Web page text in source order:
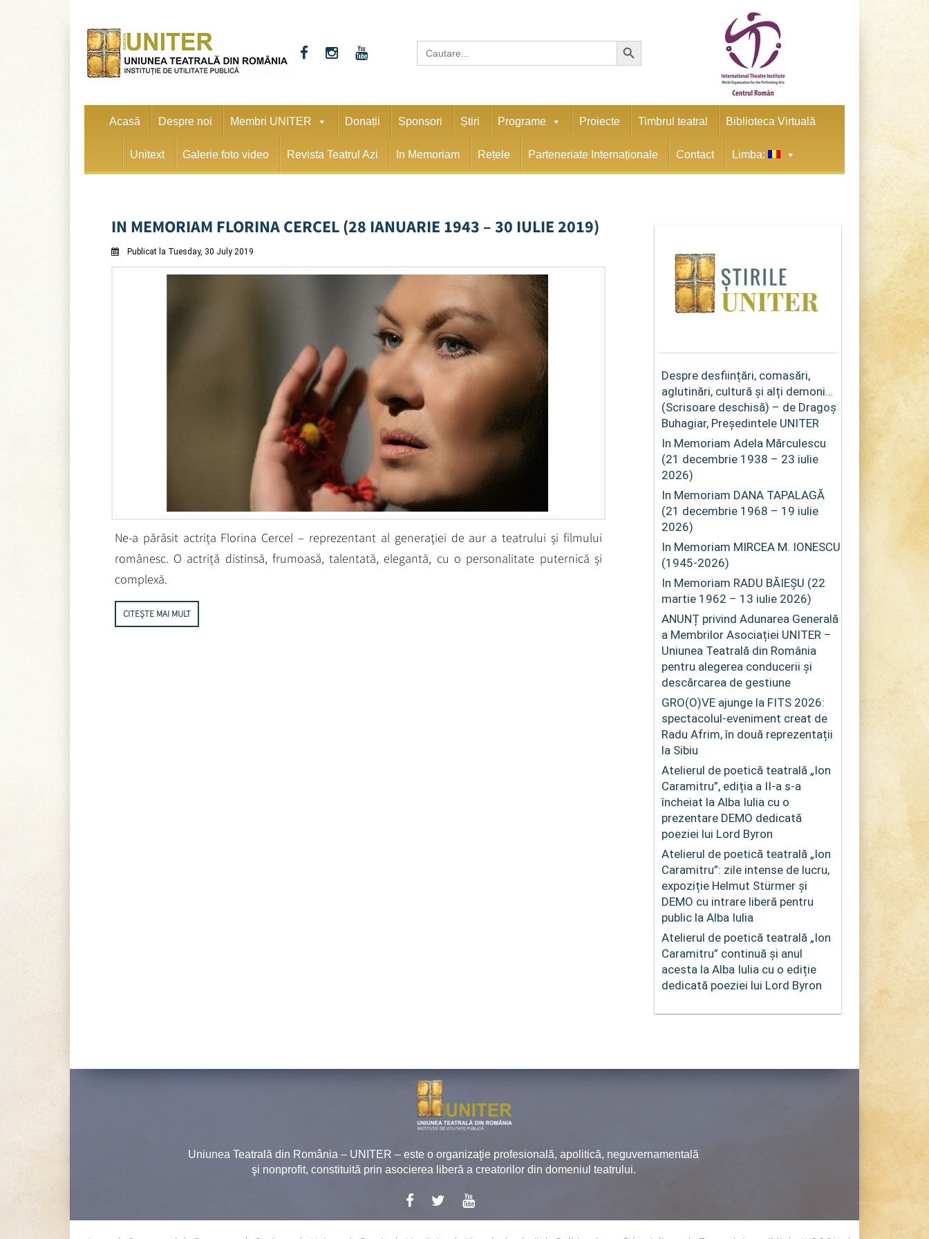
Search
for:
Search Button
Acasă Despre noi Membri UNITER Donații Sponsori Știri Programe Proiecte Timbrul teatral Biblioteca Virtuală
Unitext Galerie foto video Revista Teatrul Azi In Memoriam Rețele Parteneriate Internaționale Contact Limba:
IN MEMORIAM FLORINA CERCEL (28 IANUARIE 1943 – 30 IULIE 2019)
Publicat la Tuesday, 30 July 2019
Ne-a părăsit actrița Florina Cercel – reprezentant al generaţiei de aur a teatrului și filmului
românesc. O actriță distinsă, frumoasă, talentată, elegantă, cu o personalitate puternică și
complexă.
CITEȘTE MAI MULT
Despre desființări, comasări,
aglutinări, cultură și alți demoni…
(Scrisoare deschisă) – de Dragoș
Buhagiar, Președintele UNITER
In Memoriam Adela Mărculescu
(21 decembrie 1938 – 23 iulie
2026)
In Memoriam DANA TAPALAGĂ
(21 decembrie 1968 – 19 iulie
2026)
In Memoriam MIRCEA M. IONESCU
(1945-2026)
In Memoriam RADU BĂIEȘU (22
martie 1962 – 13 iulie 2026)
ANUNȚ privind Adunarea Generală
a Membrilor Asociației UNITER –
Uniunea Teatrală din România
pentru alegerea conducerii și
descărcarea de gestiune
GRO(O)VE ajunge la FITS 2026:
spectacolul-eveniment creat de
Radu Afrim, în două reprezentații
la Sibiu
Atelierul de poetică teatrală „Ion
Caramitru”, ediția a II-a s-a
încheiat la Alba Iulia cu o
prezentare DEMO dedicată
poeziei lui Lord Byron
Atelierul de poetică teatrală „Ion
Caramitru”: zile intense de lucru,
expoziție Helmut Stürmer și
DEMO cu intrare liberă pentru
public la Alba Iulia
Atelierul de poetică teatrală „Ion
Caramitru” continuă și anul
acesta la Alba Iulia cu o ediție
dedicată poeziei lui Lord Byron
Uniunea Teatrală din România – UNITER – este o organizaţie profesională, apolitică, neguvernamentală
şi nonprofit, constituită prin asocierea liberă a creatorilor din domeniul teatrului.